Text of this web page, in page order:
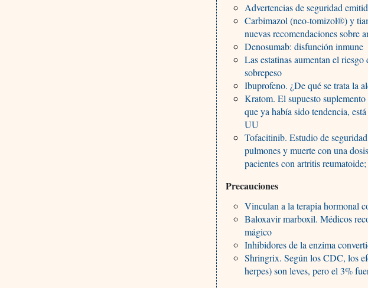
Advertencias de seguridad
Carbimazol (neo-tomizol®) y
nuevas recomendaciones sobre
Denosumab: disfunción inmune
Las estatinas aumentan el
sobrepeso
Ibuprofeno. ¿De qué se trata la
Kratom. El supuesto
que ya había sido tendencia,
UU
Tofacitinib. Estudio de
pulmones y muerte con una
pacientes con artritis
Precauciones
Vinculan a la terapia hormonal
Baloxavir marboxil. Médicos
mágico
Inhibidores de la enzima
Shringrix. Según los CDC, los
herpes) son leves, pero el 3%